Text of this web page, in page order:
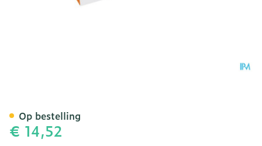
€ 14,52
Op bestelling